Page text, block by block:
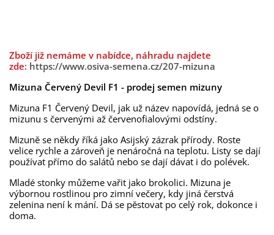
Zboží již nemáme v nabídce, náhradu najdete
zde: https://www.osiva-semena.cz/207-mizuna
Mizuna Červený Devil F1 - prodej semen mizuny
Mizuna F1 Červený Devil, jak už název napovídá, jedná se o
mizunu s červenými až červenofialovými odstíny.
Mizuně se někdy říká jako Asijský zázrak přírody. Roste
velice rychle a zároveň je nenáročná na teplotu. Listy se dají
používat přímo do salátů nebo se dají dávat i do polévek.
Mladé stonky můžeme vařit jako brokolici. Mizuna je
výbornou rostlinou pro zimní večery, kdy jiná čerstvá
zelenina není k mání. Dá se pěstovat po celý rok, dokonce i
doma.